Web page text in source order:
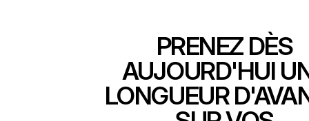
PRENEZ DÈS
AUJOURD'HUI
LONGUEUR